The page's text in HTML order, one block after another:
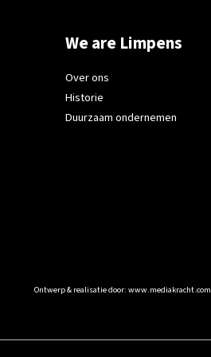
We are Limpens
Over ons
Historie
Duurzaam ondernemen
Ontwerp & realisatie door: www.mediakracht.com